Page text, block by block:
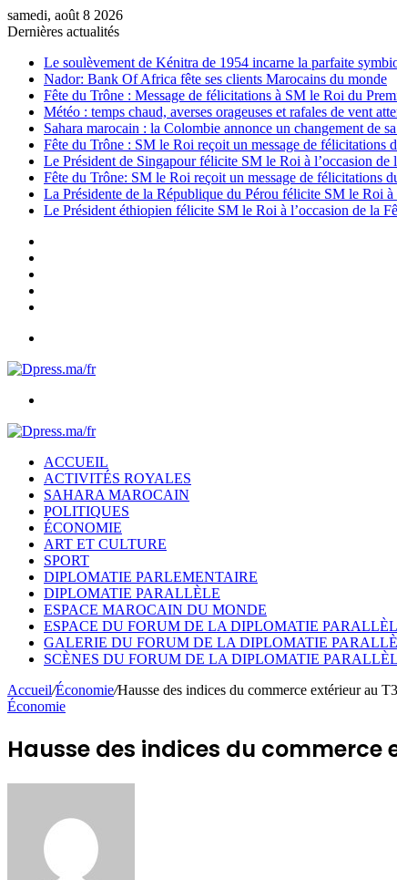
samedi, août 8 2026
Dernières actualités
Le soulèvement de Kénitra de 1954 incarne la parfaite
Nador: Bank Of Africa fête ses clients Marocains du monde
Fête du Trône : Message de félicitations à SM le Roi du
Météo : temps chaud, averses orageuses et rafales de vent
Sahara marocain : la Colombie annonce un changement de
Fête du Trône : SM le Roi reçoit un message de félicitations
Le Président de Singapour félicite SM le Roi à l’occasion de
Fête du Trône: SM le Roi reçoit un message de félicitations
La Présidente de la République du Pérou félicite SM le Roi à
Le Président éthiopien félicite SM le Roi à l’occasion de la
ACCUEIL
ACTIVITÉS ROYALES
SAHARA MAROCAIN
POLITIQUES
ÉCONOMIE
ART ET CULTURE
SPORT
DIPLOMATIE PARLEMENTAIRE
DIPLOMATIE PARALLÈLE
ESPACE MAROCAIN DU MONDE
ESPACE DU FORUM DE LA DIPLOMATIE
GALERIE DU FORUM DE LA DIPLOMATIE
SCÈNES DU FORUM DE LA DIPLOMATIE
Accueil/Économie/Hausse des indices du commerce extérieur au
Économie
Hausse des indices du commerce